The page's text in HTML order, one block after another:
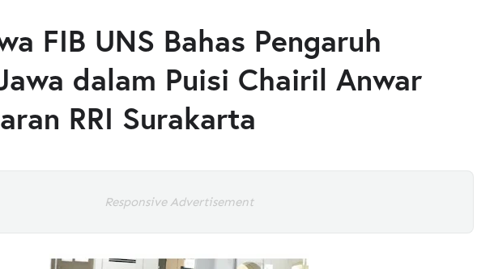
FIB UNS Bahas Pengaruh
dalam Puisi Chairil Anwar
RRI Surakarta
Responsive Advertisement